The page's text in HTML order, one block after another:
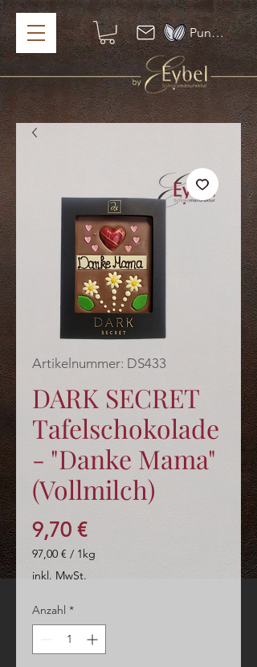
Punkte ansehen
Artikelnummer: DS433
DARK SECRET
Tafelschokolade
- "Danke Mama"
(Vollmilch)
9,70 €Preis
97,00 € / 1kg
97,00 €
Kilogramm
inkl. MwSt.
Anzahl *